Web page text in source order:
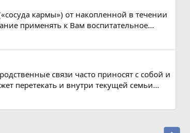
кармы») от накопленной в течении
применять к Вам воспитательное...
связи часто приносят с собой и
перетекать и внутри текущей семьи...